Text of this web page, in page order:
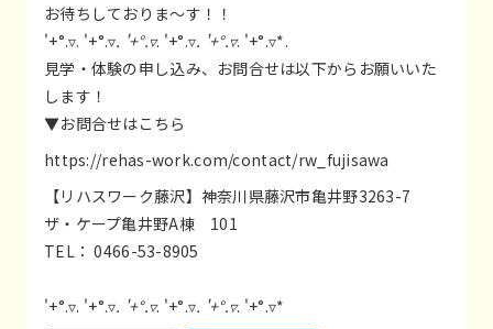
お待ちしておりま～す！！
'+°.▿. '+°.▿. '+°.▿. '+°.▿. '+°.▿. '+°.▿*.
見学・体験の申し込み、お問合せは以下からお願いいた
します！
▼お問合せはこちら
https://rehas-work.com/contact/rw_fujisawa
【リハスワーク藤沢】神奈川県藤沢市亀井野3263-7
ザ・ケープ亀井野A棟 101
TEL： 0466-53-8905
'+°.▿. '+°.▿. '+°.▿. '+°.▿. '+°.▿. '+°.▿*